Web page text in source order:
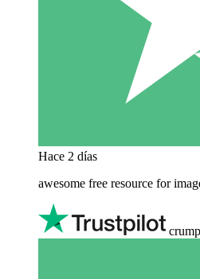
Hace 2 días
awesome free resource for